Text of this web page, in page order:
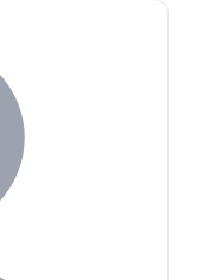
şehirleri ve diğer
Ihlara Vadisi
ve otantik bir
öğrenmek
ve